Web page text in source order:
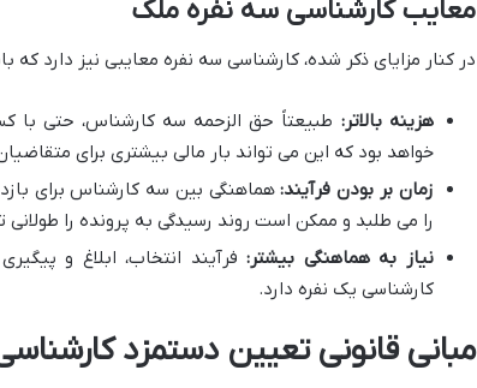
معایب کارشناسی سه نفره ملک
در کنار مزایای ذکر شده، کارشناسی سه نفره معایبی نیز دارد که
هزینه بالاتر:
خواهد بود که این می تواند بار مالی بیشتری برای
زمان بر بودن فرآیند:هماهنگی بین سه کارشناس برای
را می طلبد و ممکن است روند رسیدگی به پرونده را طولانی
نیاز به هماهنگی بیشتر:فرآیند انتخاب، ابلاغ و
کارشناسی یک نفره دارد.
مبانی قانونی تعیین دستمزد